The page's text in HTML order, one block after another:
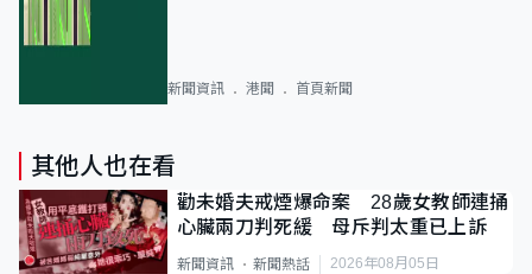
新聞資訊 港聞 首頁新聞
其他人也在看
勸未婚夫戒煙爆命案 28歲女教師連捅
心臟兩刀判死緩 母斥判太重已上訴
新聞資訊 新聞熱話 2026年08月05日